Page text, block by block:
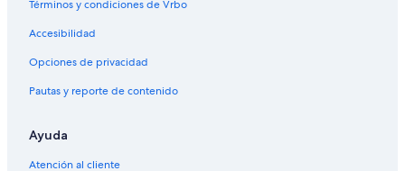
Términos y condiciones de Vrbo
Accesibilidad
Opciones de privacidad
Pautas y reporte de contenido
Ayuda
Atención al cliente